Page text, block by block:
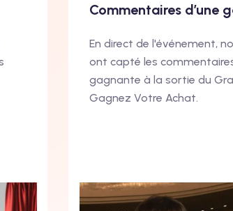
Commentaires d’une
En direct de l'événement,
ont capté les
gagnante à la sortie du
Gagnez Votre Achat.